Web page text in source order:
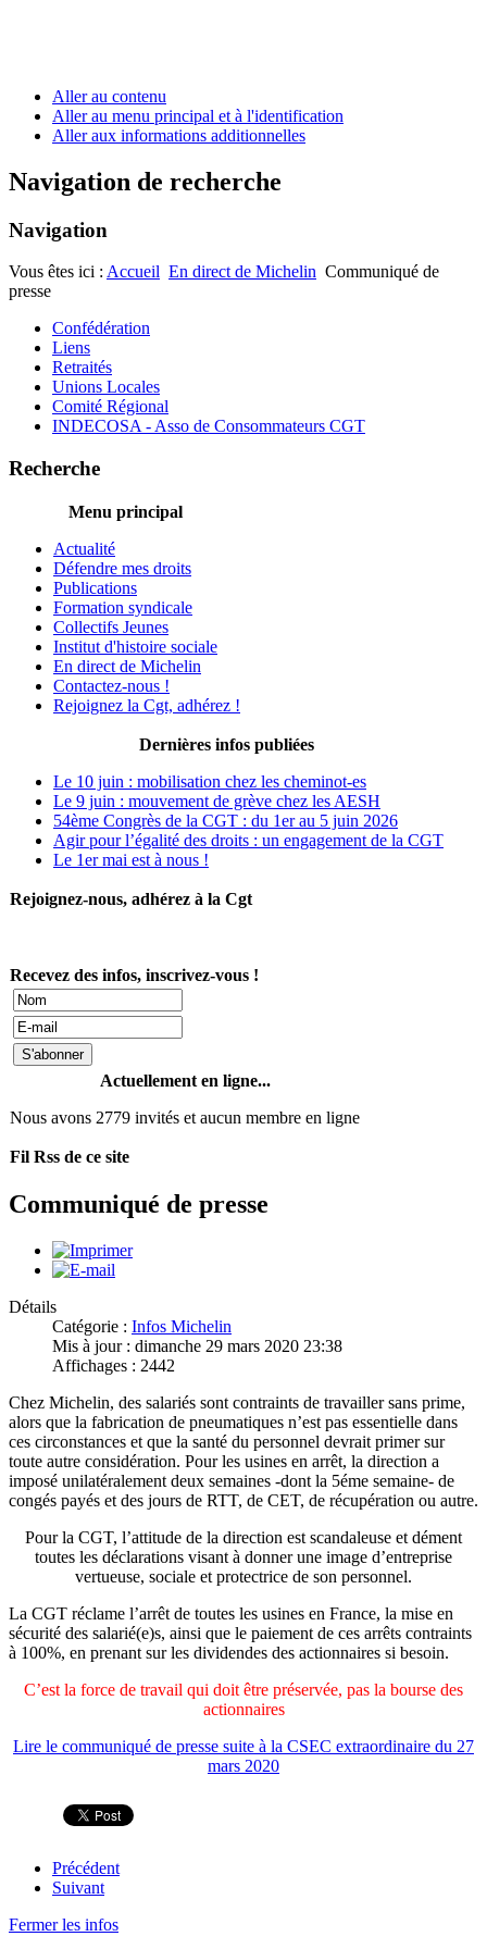
Aller au contenu
Aller au menu principal et à l'identification
Aller aux informations additionnelles
Navigation de recherche
Navigation
Vous êtes ici : Accueil En direct de Michelin Communiqué de
presse
Confédération
Liens
Retraités
Unions Locales
Comité Régional
INDECOSA - Asso de Consommateurs CGT
Recherche
Menu principal
Actualité
Défendre mes droits
Publications
Formation syndicale
Collectifs Jeunes
Institut d'histoire sociale
En direct de Michelin
Contactez-nous !
Rejoignez la Cgt, adhérez !
Dernières infos publiées
Le 10 juin : mobilisation chez les cheminot-es
Le 9 juin : mouvement de grève chez les AESH
54ème Congrès de la CGT : du 1er au 5 juin 2026
Agir pour l’égalité des droits : un engagement de la CGT
Le 1er mai est à nous !
Rejoignez-nous, adhérez à la Cgt
Recevez des infos, inscrivez-vous !
Actuellement en ligne...
Nous avons 2779 invités et aucun membre en ligne
Fil Rss de ce site
Communiqué de presse
Détails
Catégorie : Infos Michelin
Mis à jour : dimanche 29 mars 2020 23:38
Affichages : 2442
Chez Michelin, des salariés sont contraints de travailler sans prime,
alors que la fabrication de pneumatiques n’est pas essentielle dans
ces circonstances et que la santé du personnel devrait primer sur
toute autre considération. Pour les usines en arrêt, la direction a
imposé unilatéralement deux semaines -dont la 5éme semaine- de
congés payés et des jours de RTT, de CET, de récupération ou autre.
Pour la CGT, l’attitude de la direction est scandaleuse et dément
toutes les déclarations visant à donner une image d’entreprise
vertueuse, sociale et protectrice de son personnel.
La CGT réclame l’arrêt de toutes les usines en France, la mise en
sécurité des salarié(e)s, ainsi que le paiement de ces arrêts contraints
à 100%, en prenant sur les dividendes des actionnaires si besoin.
C’est la force de travail qui doit être préservée, pas la bourse des
actionnaires
Lire le communiqué de presse suite à la CSEC extraordinaire du 27
mars 2020
Précédent
Suivant
Fermer les infos